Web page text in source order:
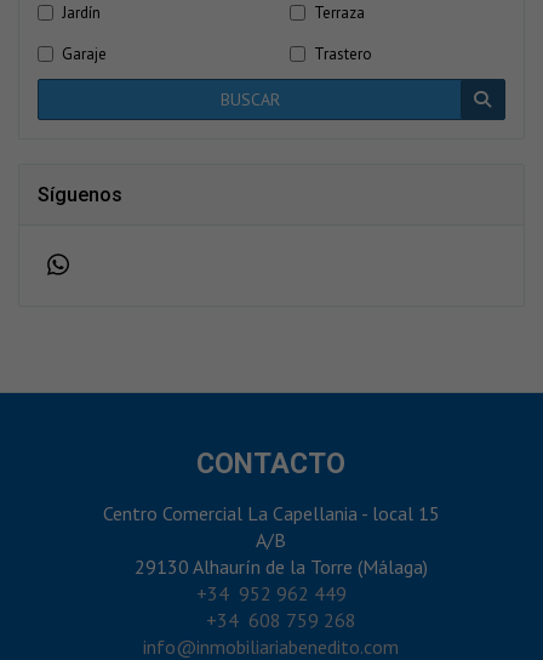
Jardín
Terraza
Garaje
Trastero
BUSCAR
Síguenos
CONTACTO
Centro Comercial La Capellania - local 15
A/B
29130 Alhaurín de la Torre (Málaga)
‎+34 952 962 449
+34 608 759 268
info@inmobiliariabenedito.com